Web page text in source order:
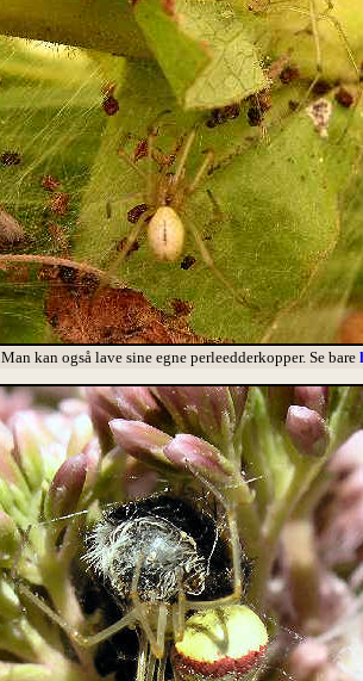
Man kan også lave sine egne perleedderkopper. Se bare